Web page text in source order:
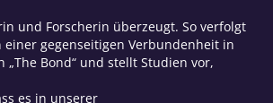
und Forscherin überzeugt. So verfolgt
einer gegenseitigen Verbundenheit in
„The Bond“ und stellt Studien vor,
es in unserer